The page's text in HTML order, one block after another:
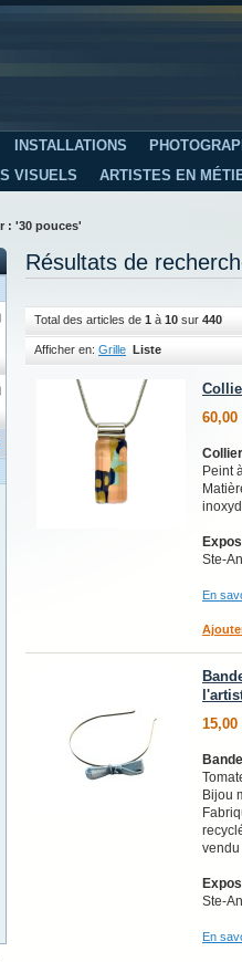
INSTALLATIONS
VISUELS ARTISTES EN
: '30 pouces'
Résultats de
Total des articles de 1 à 10 sur 440
Afficher en: Grille Liste
60,00
Peint
Ste-
En
15,00
Bijou
Ste-
En